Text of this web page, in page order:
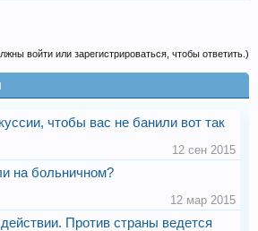
войти или зарегистрироваться, чтобы ответить.)
чтобы вас не банили вот так
12 сен 2015
на больничном?
12 мар 2015
Против страны ведется